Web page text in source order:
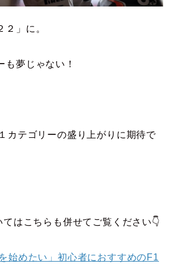
２」に。
も夢じゃない！
カテゴリーの盛り上がりに期待で
はこちらも併せてご覧ください👇
始めたい」初心者におすすめのF1